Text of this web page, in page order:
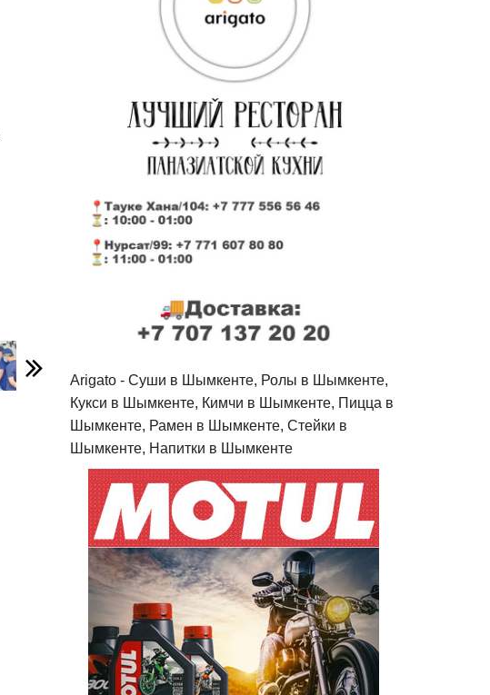
Arigato - Cуши в Шымкенте, Ролы в Шымкенте,
Кукси в Шымкенте, Кимчи в Шымкенте, Пицца в
Шымкенте, Рамен в Шымкенте, Стейки в
Шымкенте, Напитки в Шымкенте